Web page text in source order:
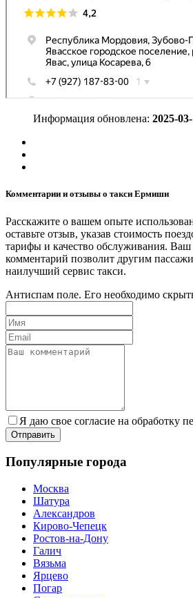
Информация обновлена: 2025-
Комментарии и отзывы о такси Ермиши
Расскажите о вашем опыте
оставьте отзыв, указав стоимость
тарифы и качество обслуживания.
комментарий позволит другим
наилучший сервис такси.
Антиспам поле. Его необходимо
Я даю свое согласие на обработку
Популярные города
Москва
Шатура
Александров
Кирово-Чепецк
Ростов-на-Дону
Галич
Вязьма
Ярцево
Погар